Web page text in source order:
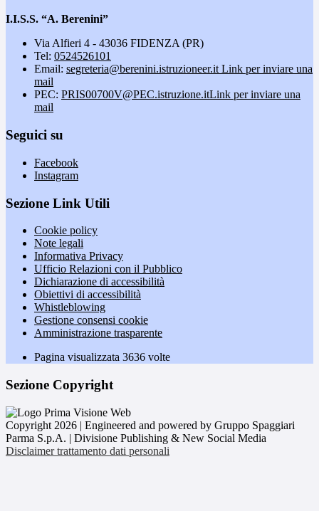
I.I.S.S. “A. Berenini”
Via Alfieri 4 - 43036 FIDENZA (PR)
Tel: 0524526101
Email: segreteria@berenini.istruzioneer.it Link per inviare una
mail
PEC: PRIS00700V@PEC.istruzione.itLink per inviare una
mail
Seguici su
Facebook
Instagram
Sezione Link Utili
Cookie policy
Note legali
Informativa Privacy
Ufficio Relazioni con il Pubblico
Dichiarazione di accessibilità
Obiettivi di accessibilità
Whistleblowing
Gestione consensi cookie
Amministrazione trasparente
Pagina visualizzata 3636 volte
Sezione Copyright
Copyright 2026 | Engineered and powered by Gruppo Spaggiari
Parma S.p.A. | Divisione Publishing & New Social Media
Disclaimer trattamento dati personali